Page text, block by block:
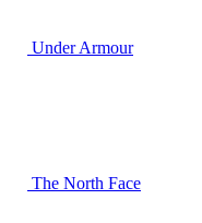
Under Armour
The North Face